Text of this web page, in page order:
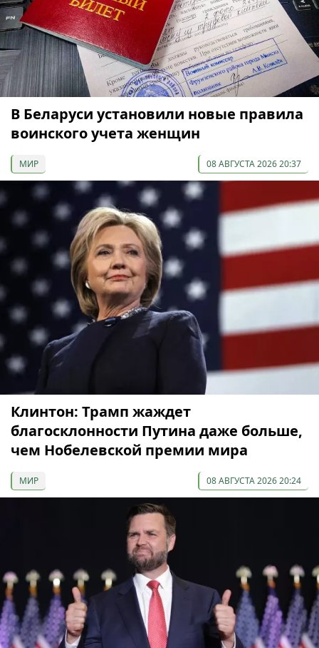
В Беларуси установили новые правила
воинского учета женщин
МИР 08 АВГУСТА 2026 20:37
Клинтон: Трамп жаждет
благосклонности Путина даже больше,
чем Нобелевской премии мира
МИР 08 АВГУСТА 2026 20:24